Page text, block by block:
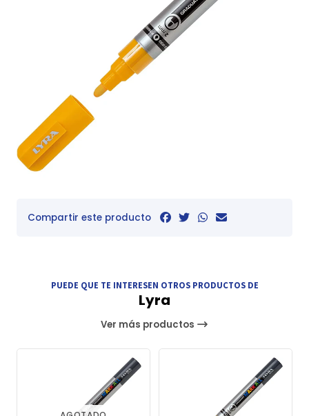
Compartir este producto
PUEDE QUE TE INTERESEN OTROS PRODUCTOS DE
Lyra
Ver más productos